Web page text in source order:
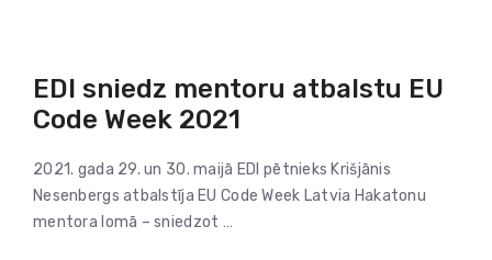
EDI sniedz mentoru atbalstu EU
Code Week 2021
2021. gada 29. un 30. maijā EDI pētnieks Krišjānis
Nesenbergs atbalstīja EU Code Week Latvia Hakatonu
mentora lomā – sniedzot …